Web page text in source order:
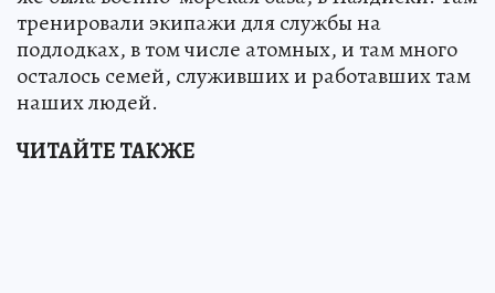
тренировали экипажи для службы на
подлодках, в том числе атомных, и там много
осталось семей, служивших и работавших там
наших людей.
ЧИТАЙТЕ ТАКЖЕ